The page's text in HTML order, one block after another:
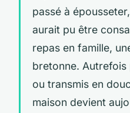
passé à
aurait pu être
repas en famille,
bretonne.
ou transmis en
maison devient